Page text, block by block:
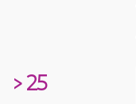
> 25